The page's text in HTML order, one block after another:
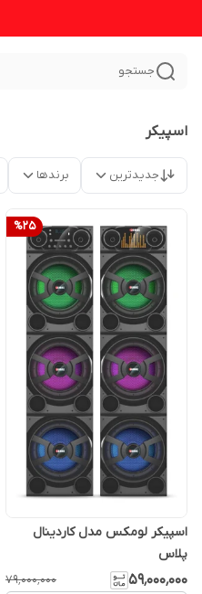
جستجو
اسپیکر
جدیدترین برندها
%25
اسپیکر لومکس مدل کاردینال
پلاس
۵۹٬۰۰۰٬۰۰۰ ۷۹٬۰۰۰٬۰۰۰